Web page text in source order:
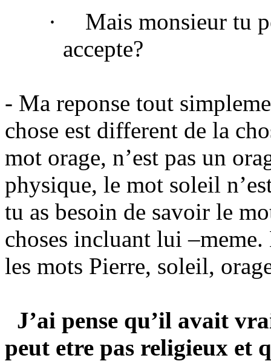
·
Mais monsieur tu
accepte?
- Ma reponse tout
chose est different de la
mot orage, n’est pas un
physique, le mot soleil
tu as besoin de savoir le
choses incluant lui –meme.
les mots Pierre, soleil,
J’ai pense qu’il avait
peut etre pas religieux et